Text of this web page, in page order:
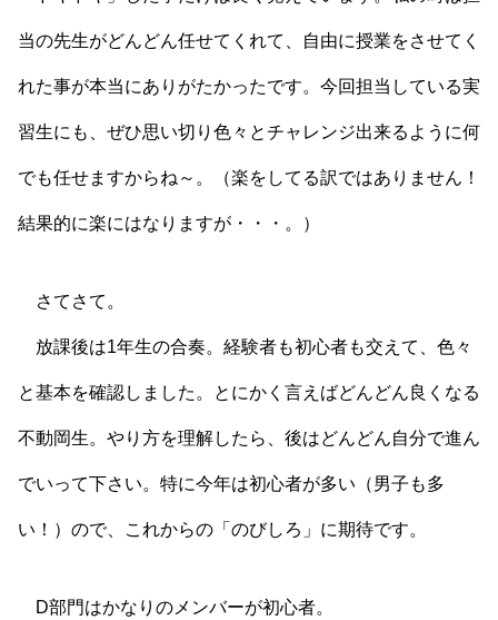
当の先生がどんどん任せてくれて、自由に授業をさせてく
れた事が本当にありがたかったです。今回担当している実
習生にも、ぜひ思い切り色々とチャレンジ出来るように何
でも任せますからね～。（楽をしてる訳ではありません！
結果的に楽にはなりますが・・・。）
さてさて。
放課後は1年生の合奏。経験者も初心者も交えて、色々
と基本を確認しました。とにかく言えばどんどん良くなる
不動岡生。やり方を理解したら、後はどんどん自分で進ん
でいって下さい。特に今年は初心者が多い（男子も多
い！）ので、これからの「のびしろ」に期待です。
D部門はかなりのメンバーが初心者。